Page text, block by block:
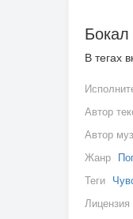
В тегах
Автор
Автор
Жанр
Теги
Лицензия